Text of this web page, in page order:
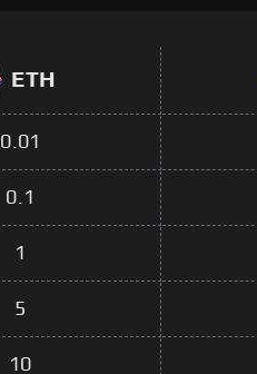
ETH
0.01
0.1
1
5
10